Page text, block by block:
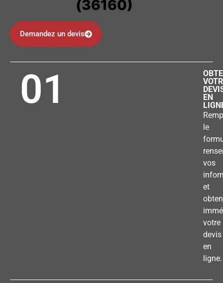
(36160)
Demandez un devis
01
EN
le
vos
et
votre
devis
en
ligne.